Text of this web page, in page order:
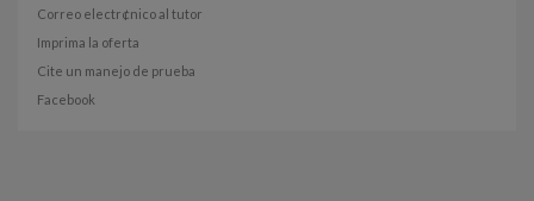
Correo electr¢nico al tutor
Imprima la oferta
Cite un manejo de prueba
Facebook